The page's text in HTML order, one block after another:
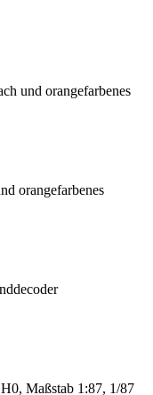
und orangefarbenes
orangefarbenes
Maßstab 1:87, 1/87